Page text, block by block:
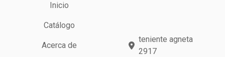
Inicio
Catálogo
Acerca de
teniente agneta
2917